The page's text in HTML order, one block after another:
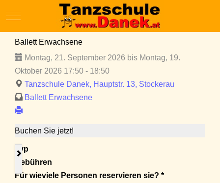
Mobile Menu Toggle
Ballett Erwachsene
Montag, 21. September 2026 bis Montag, 19.
Oktober 2026 17:50 - 18:50
Tanzschule Danek, Hauptstr. 13, Stockerau
Ballett Erwachsene
Buchen Sie jetzt!
Typ
Gebühren
Für wieviele Personen reservieren sie? *